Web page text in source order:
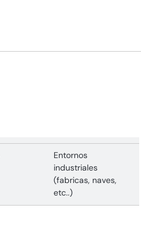
Entornos
industriales
(fabricas, naves,
etc..)